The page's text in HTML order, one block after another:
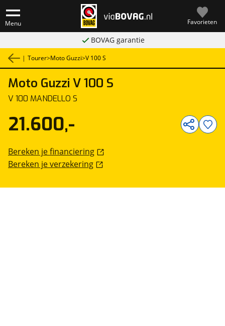
Menu Favorieten
BOVAG garantie
| Tourer>Moto Guzzi>V 100 S
Moto Guzzi V 100 S
V 100 MANDELLO S
21.600,-
Bereken je financiering
Bereken je verzekering